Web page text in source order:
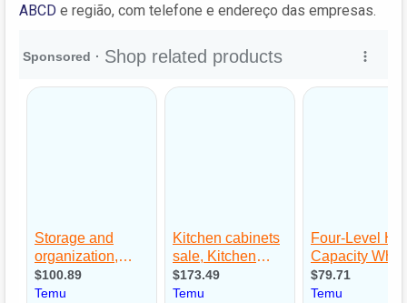
ABCD e região, com telefone e endereço das empresas.